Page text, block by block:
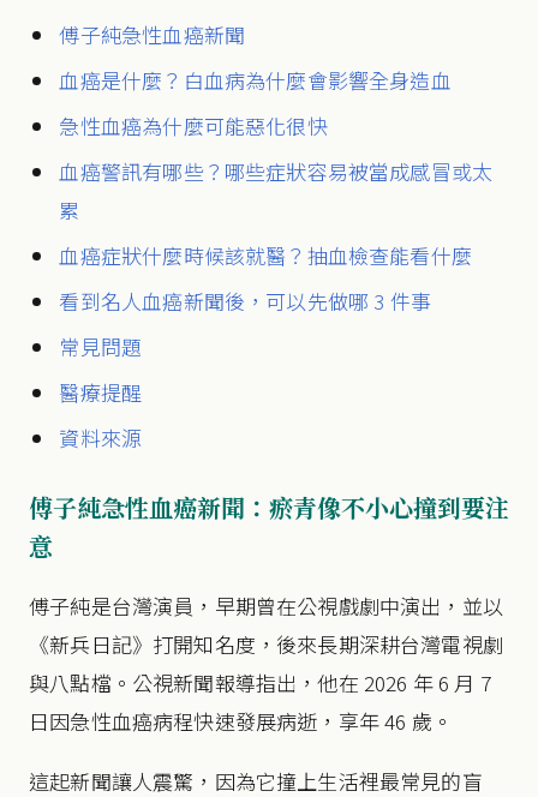
傅子純急性血癌新聞
血癌是什麼？白血病為什麼會影響全身造血
急性血癌為什麼可能惡化很快
血癌警訊有哪些？哪些症狀容易被當成感冒或太
累
血癌症狀什麼時候該就醫？抽血檢查能看什麼
看到名人血癌新聞後，可以先做哪 3 件事
常見問題
醫療提醒
資料來源
傅子純急性血癌新聞：瘀青像不小心撞到要注
意
傅子純是台灣演員，早期曾在公視戲劇中演出，並以
《新兵日記》打開知名度，後來長期深耕台灣電視劇
與八點檔。公視新聞報導指出，他在 2026 年 6 月 7
日因急性血癌病程快速發展病逝，享年 46 歲。
這起新聞讓人震驚，因為它撞上生活裡最常見的盲